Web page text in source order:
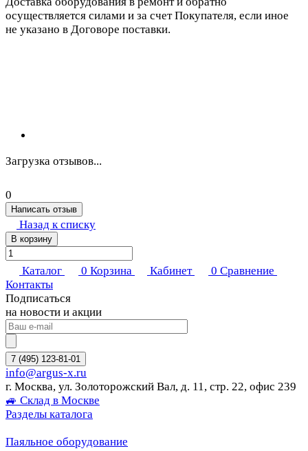
осуществляется силами и за счет Покупателя, если иное
не указано в Договоре поставки.
Загрузка отзывов...
0
Написать отзыв
Назад к списку
В корзину
Каталог 0 Корзина Кабинет 0 Сравнение
Контакты
Подписаться
на новости и акции
7 (495) 123-81-01
info@argus-x.ru
г. Москва, ул. Золоторожский Вал, д. 11, стр. 22, офис 239
🚙 Склад в Москве
Разделы каталога
Паяльное оборудование